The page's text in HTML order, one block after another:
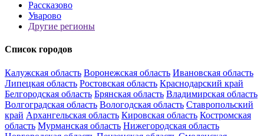
Рассказово
Уварово
Другие регионы
Список городов
Калужская область Воронежская область Ивановская область
Липецкая область Ростовская область Краснодарский край
Белгородская область Брянская область Владимирская область
Волгоградская область Вологодская область Ставропольский
край Архангельская область Кировская область Костромская
область Мурманская область Нижегородская область